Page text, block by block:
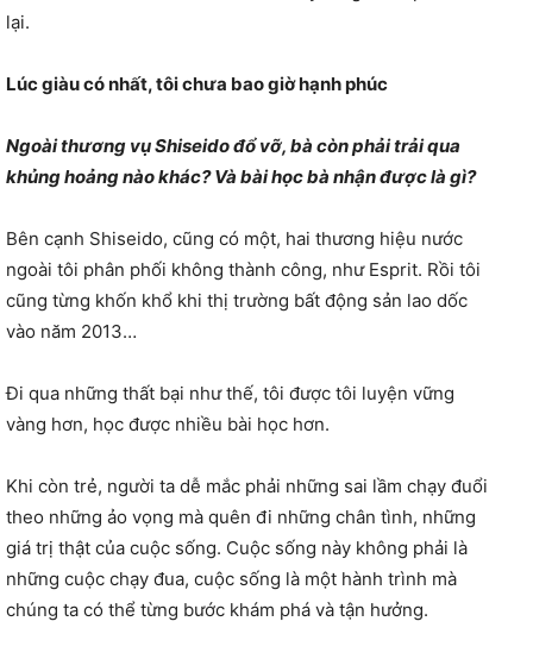
lại.
Lúc giàu có nhất, tôi chưa bao giờ hạnh phúc
Ngoài thương vụ Shiseido đổ vỡ, bà còn phải trải qua
khủng hoảng nào khác? Và bài học bà nhận được là gì?
Bên cạnh Shiseido, cũng có một, hai thương hiệu nước
ngoài tôi phân phối không thành công, như Esprit. Rồi tôi
cũng từng khốn khổ khi thị trường bất động sản lao dốc
vào năm 2013…
Đi qua những thất bại như thế, tôi được tôi luyện vững
vàng hơn, học được nhiều bài học hơn.
Khi còn trẻ, người ta dễ mắc phải những sai lầm chạy đuổi
theo những ảo vọng mà quên đi những chân tình, những
giá trị thật của cuộc sống. Cuộc sống này không phải là
những cuộc chạy đua, cuộc sống là một hành trình mà
chúng ta có thể từng bước khám phá và tận hưởng.